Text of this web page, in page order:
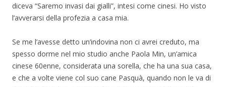
diceva “Saremo invasi dai gialli”, intesi come cinesi. Ho visto
l’avverarsi della profezia a casa mia.
Se me l’avesse detto un’indovina non ci avrei creduto, ma
spesso dorme nel mio studio anche Paola Min, un’amica
cinese 60enne, considerata una sorella, che ha una sua casa,
e che a volte viene col suo cane Pasquà, quando non le va di